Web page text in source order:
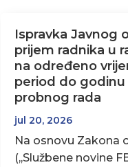
Ispravka Javnog
prijem radnika u
na određeno
period do godinu
probnog rada
jul 20, 2026
Na osnovu Zakona
(,,Službene novine